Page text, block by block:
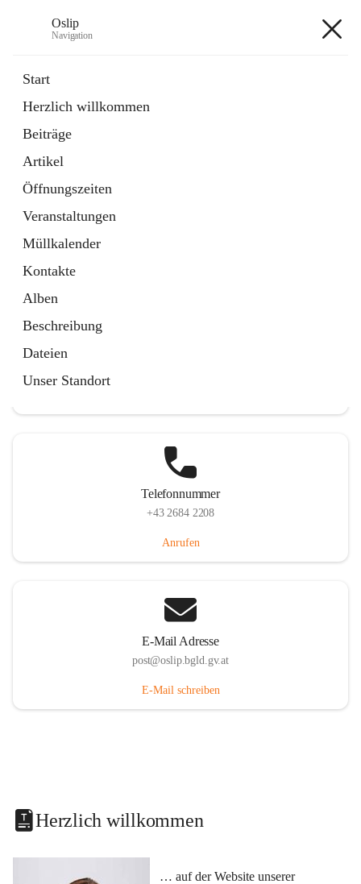
Oslip
Navigation
Start
Herzlich willkommen
Beiträge
Artikel
Öffnungszeiten
Veranstaltungen
Müllkalender
Kontakte
Alben
Beschreibung
Dateien
Unser Standort
Externe Webseite
in
Tab
Bundeskanzleramt Österreich
Externe Webseite
öffnet
in
neuem
Tab
Telefonnummer
+43 2684 2208
Anrufen
E-Mail Adresse
post@oslip.bgld.gv.at
E-Mail schreiben
Herzlich willkommen
… auf der Website unserer